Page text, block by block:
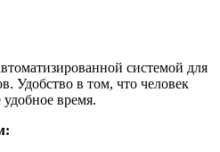
системой для
Удобство в том, что человек
удобное время.